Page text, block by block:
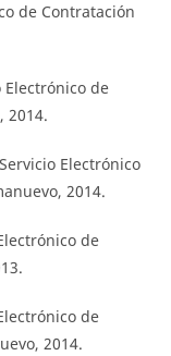
de Contratación
Electrónico de
2014.
Electrónico
2014.
de
de
2014.